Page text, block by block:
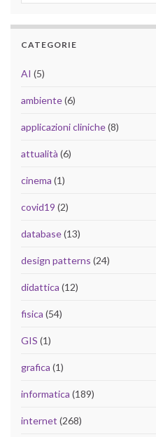
CATEGORIE
AI (5)
ambiente(6)
applicazioni cliniche(8)
attualità (6)
cinema (1)
covid19 (2)
database(13)
design patterns (24)
didattica (12)
fisica (54)
GIS (1)
grafica (1)
informatica (189)
internet (268)